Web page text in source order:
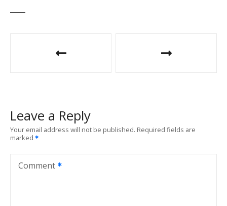
n
a
Leave a Reply
Your email address will not be published. Required fields are
marked
Comment